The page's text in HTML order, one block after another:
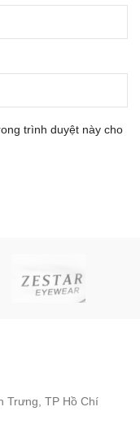
trình duyệt này cho
Trưng, TP Hồ Chí